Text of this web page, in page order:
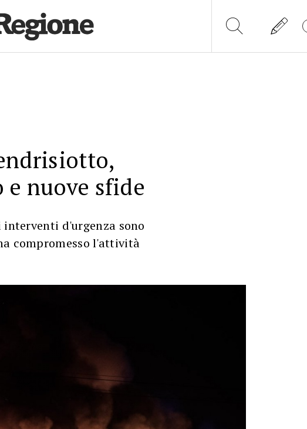
nuove sfide
d'urgenza sono
compromesso l'attività